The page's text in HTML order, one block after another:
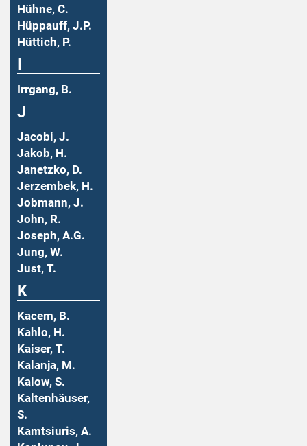
Hühne, C.
Hüppauff, J.P.
Hüttich, P.
Irrgang, B.
J
Jacobi, J.
Jakob, H.
Janetzko, D.
Jerzembek, H.
Jobmann, J.
John, R.
Joseph, A.G.
Jung, W.
Just, T.
K
Kacem, B.
Kahlo, H.
Kaiser, T.
Kalanja, M.
Kalow, S.
Kaltenhäuser,
S.
Kamtsiuris, A.